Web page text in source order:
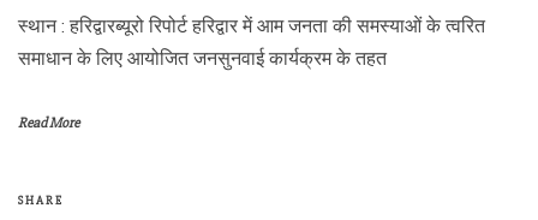
स्थान : हरिद्वारब्यूरो रिपोर्ट हरिद्वार में आम जनता की समस्याओं के त्वरित
समाधान के लिए आयोजित जनसुनवाई कार्यक्रम के तहत
Read More
SHARE